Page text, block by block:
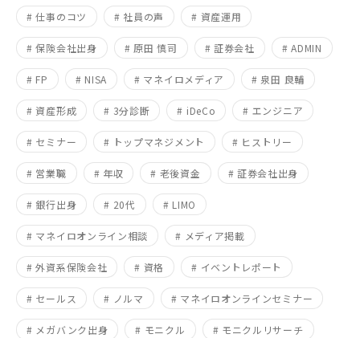
# 仕事のコツ # 社員の声 # 資産運用
# 保険会社出身 # 原田 慎司 # 証券会社 # ADMIN
# FP # NISA # マネイロメディア # 泉田 良輔
# 資産形成 # 3分診断 # iDeCo # エンジニア
# セミナー # トップマネジメント # ヒストリー
# 営業職 # 年収 # 老後資金 # 証券会社出身
# 銀行出身 # 20代 # LIMO
# マネイロオンライン相談 # メディア掲載
# 外資系保険会社 # 資格 # イベントレポート
# セールス # ノルマ # マネイロオンラインセミナー
# メガバンク出身 # モニクル # モニクルリサーチ